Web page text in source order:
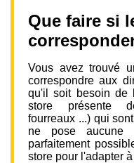
Que faire si
Vous avez trouvé
correspondre aux
qu'il soit besoin de
store présente
fourreaux ...) qui
ne pose aucune
parfaitement
store pour l'adapter